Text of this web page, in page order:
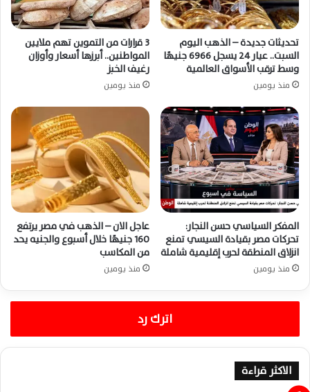
تحديثات جديدة – الذهب اليوم
السبت.. عيار 24 يسجل 6966 جنيهًا
وسط ترقب الأسواق العالمية
منذ يومين
3 قرارات من التموين تهم ملايين
المواطنين.. أبرزها أسعار وأوزان
رغيف الخبز
منذ يومين
المفكر السياسي حسن النجار:
تحركات مصر بقيادة السيسي تمنع
انزلاق المنطقة لحرب إقليمية شاملة
منذ يومين
عاجل الان – الذهب في مصر يرتفع
160 جنيهًا خلال أسبوع والجنيه يحد
من المكاسب
منذ يومين
اترك رد
الاكثر قراءة